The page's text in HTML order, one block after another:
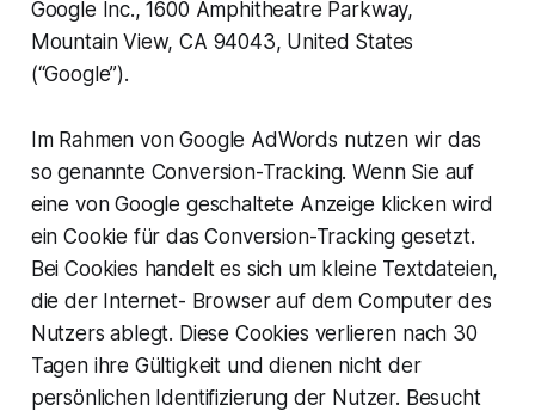
Google Inc., 1600 Amphitheatre Parkway,
Mountain View, CA 94043, United States
(“Google”).
Im Rahmen von Google AdWords nutzen wir das
so genannte Conversion-Tracking. Wenn Sie auf
eine von Google geschaltete Anzeige klicken wird
ein Cookie für das Conversion-Tracking gesetzt.
Bei Cookies handelt es sich um kleine Textdateien,
die der Internet- Browser auf dem Computer des
Nutzers ablegt. Diese Cookies verlieren nach 30
Tagen ihre Gültigkeit und dienen nicht der
persönlichen Identifizierung der Nutzer. Besucht